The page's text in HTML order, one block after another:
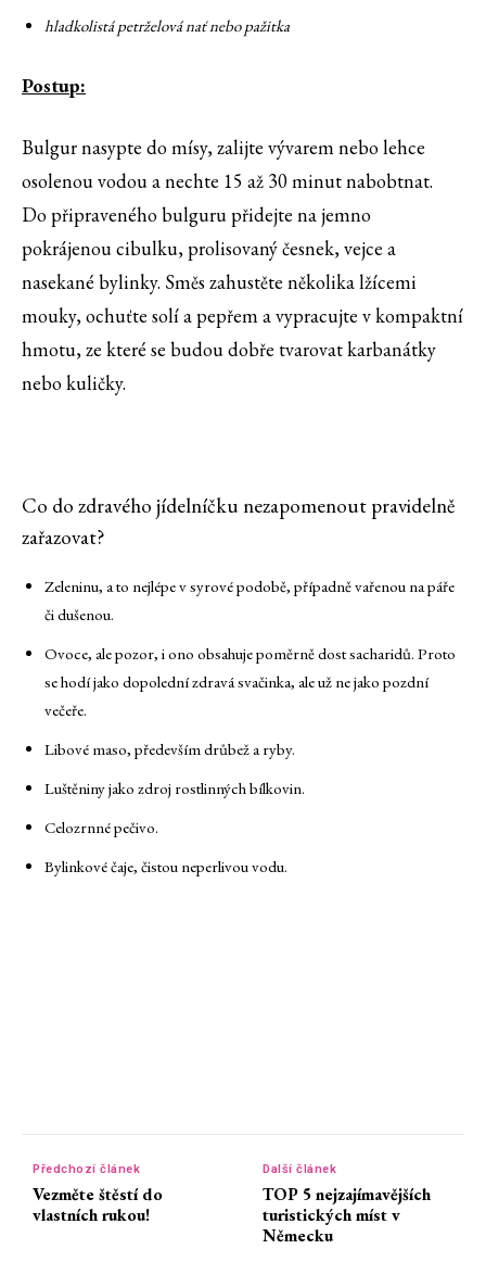
hladkolistá petrželová nať nebo pažitka
Postup:
Bulgur nasypte do mísy, zalijte vývarem nebo lehce
osolenou vodou a nechte 15 až 30 minut nabobtnat.
Do připraveného bulguru přidejte na jemno
pokrájenou cibulku, prolisovaný česnek, vejce a
nasekané bylinky. Směs zahustěte několika lžícemi
mouky, ochuťte solí a pepřem a vypracujte v kompaktní
hmotu, ze které se budou dobře tvarovat karbanátky
nebo kuličky.
Co do zdravého jídelníčku nezapomenout pravidelně
zařazovat?
Zeleninu, a to nejlépe v syrové podobě, případně vařenou na páře
či dušenou.
Ovoce, ale pozor, i ono obsahuje poměrně dost sacharidů. Proto
se hodí jako dopolední zdravá svačinka, ale už ne jako pozdní
večeře.
Libové maso, především drůbež a ryby.
Luštěniny jako zdroj rostlinných bílkovin.
Celozrnné pečivo.
Bylinkové čaje, čistou neperlivou vodu.
Předchozí článek
Vezměte štěstí do
vlastních rukou!
Další článek
TOP 5 nejzajímavějších
turistických míst v
Německu